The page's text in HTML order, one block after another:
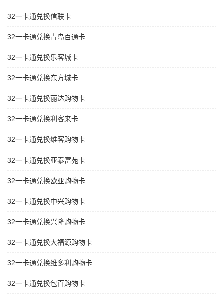
32一卡通兑换信联卡
32一卡通兑换青岛百通卡
32一卡通兑换乐客城卡
32一卡通兑换东方城卡
32一卡通兑换丽达购物卡
32一卡通兑换利客来卡
32一卡通兑换维客购物卡
32一卡通兑换亚泰富苑卡
32一卡通兑换欧亚购物卡
32一卡通兑换中兴购物卡
32一卡通兑换兴隆购物卡
32一卡通兑换大福源购物卡
32一卡通兑换维多利购物卡
32一卡通兑换包百购物卡